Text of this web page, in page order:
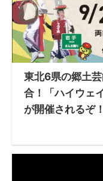
東北6県の郷土
合！「ハイウェ
が開催されるぞ